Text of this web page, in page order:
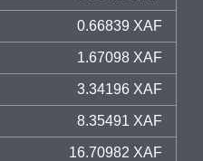
0.66839 XAF
1.67098 XAF
3.34196 XAF
8.35491 XAF
16.70982 XAF